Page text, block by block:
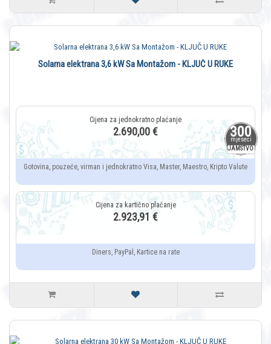
300
mjeseci
JAMSTVO
Solarna elektrana 3,6 kW Sa Montažom - KLJUČ U RUKE
2.690,00 €
Gotovina, pouzeće, virman i jednokratno Visa, Master, Maestro, Kripto Valute
2.923,91 €
Diners, PayPal, Kartice na rate